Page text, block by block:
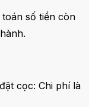
số tiền còn
cọc: Chi phí là